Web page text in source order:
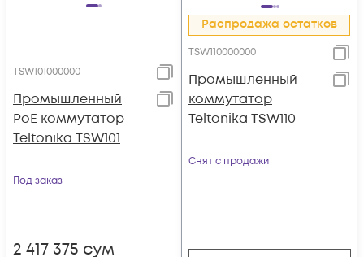
TSW101000000
Промышленный
PoE коммутатор
Teltonika TSW101
Под заказ
2 417 375 сум
Распродажа остатков
TSW110000000
Промышленный
коммутатор
Teltonika TSW110
Снят с продажи